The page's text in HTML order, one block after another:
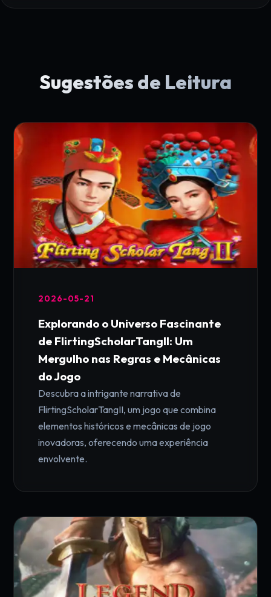
Sugestões de Leitura
2026-05-21
Explorando o Universo Fascinante
de FlirtingScholarTangII: Um
Mergulho nas Regras e Mecânicas
do Jogo
Descubra a intrigante narrativa de
FlirtingScholarTangII, um jogo que combina
elementos históricos e mecânicas de jogo
inovadoras, oferecendo uma experiência
envolvente.